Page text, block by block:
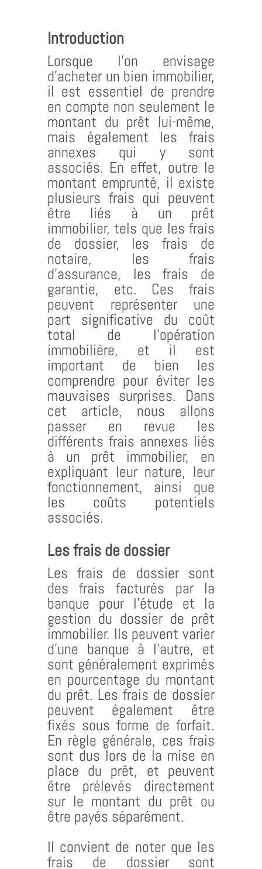
Introduction
Lorsque l’on envisage
d’acheter un bien immobilier,
il est essentiel de prendre
en compte non seulement le
montant du prêt lui-même,
mais également les frais
annexes qui y sont
associés. En effet, outre le
montant emprunté, il existe
plusieurs frais qui peuvent
être liés à un prêt
immobilier, tels que les frais
de dossier, les frais de
notaire, les frais
d’assurance, les frais de
garantie, etc. Ces frais
peuvent représenter une
part significative du coût
total de l’opération
immobilière, et il est
important de bien les
comprendre pour éviter les
mauvaises surprises. Dans
cet article, nous allons
passer en revue les
différents frais annexes liés
à un prêt immobilier, en
expliquant leur nature, leur
fonctionnement, ainsi que
les coûts potentiels
associés.
Les frais de dossier
Les frais de dossier sont
des frais facturés par la
banque pour l’étude et la
gestion du dossier de prêt
immobilier. Ils peuvent varier
d’une banque à l’autre, et
sont généralement exprimés
en pourcentage du montant
du prêt. Les frais de dossier
peuvent également être
fixés sous forme de forfait.
En règle générale, ces frais
sont dus lors de la mise en
place du prêt, et peuvent
être prélevés directement
sur le montant du prêt ou
être payés séparément.
Il convient de noter que les
frais de dossier sont